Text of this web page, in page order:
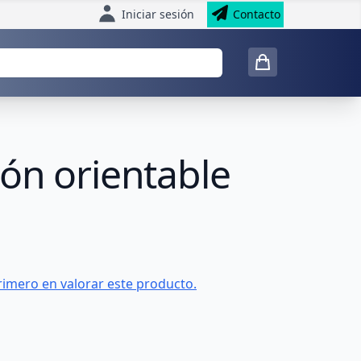
Iniciar sesión Contacto
orientable
en valorar este producto.